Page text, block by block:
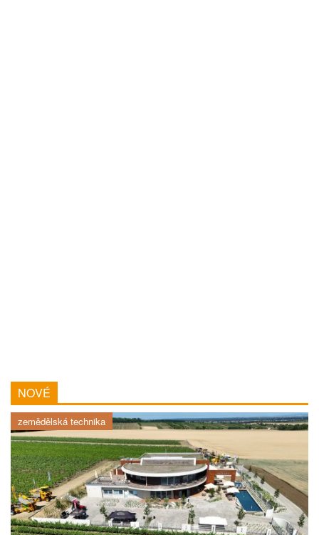
NOVÉ
zemědělská technika